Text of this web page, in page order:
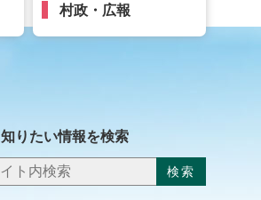
村政・広報
知りたい情報を検索